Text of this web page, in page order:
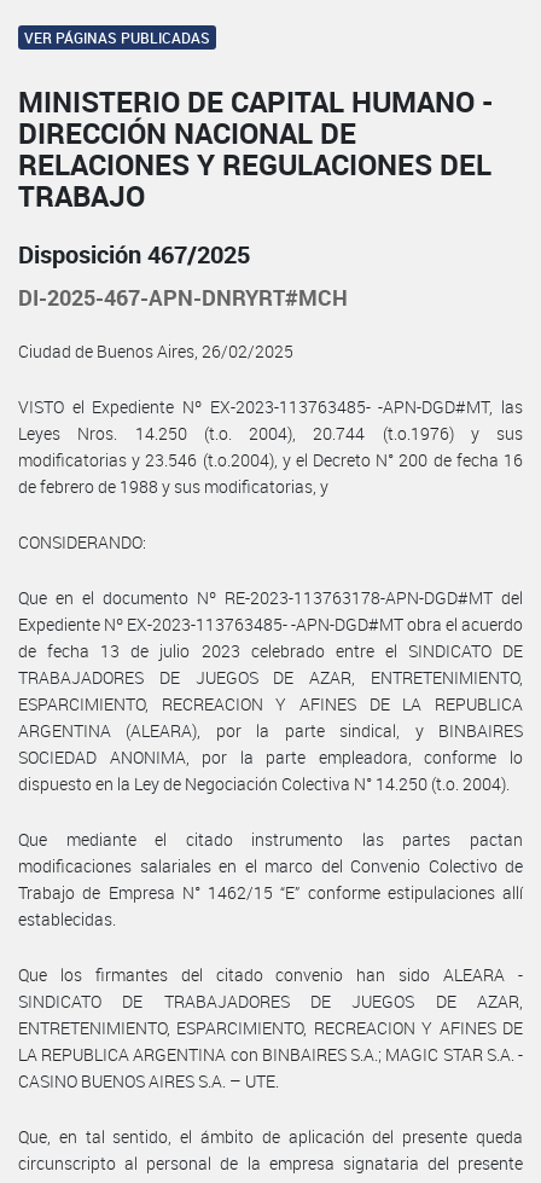
VER PÁGINAS PUBLICADAS
MINISTERIO DE CAPITAL HUMANO -
DIRECCIÓN NACIONAL DE
RELACIONES Y REGULACIONES DEL
TRABAJO
Disposición 467/2025
DI-2025-467-APN-DNRYRT#MCH
Ciudad de Buenos Aires, 26/02/2025
VISTO el Expediente Nº EX-2023-113763485- -APN-DGD#MT, las
Leyes Nros. 14.250 (t.o. 2004), 20.744 (t.o.1976) y sus
modificatorias y 23.546 (t.o.2004), y el Decreto N° 200 de fecha 16
de febrero de 1988 y sus modificatorias, y
CONSIDERANDO:
Que en el documento Nº RE-2023-113763178-APN-DGD#MT del
Expediente Nº EX-2023-113763485- -APN-DGD#MT obra el acuerdo
de fecha 13 de julio 2023 celebrado entre el SINDICATO DE
TRABAJADORES DE JUEGOS DE AZAR, ENTRETENIMIENTO,
ESPARCIMIENTO, RECREACION Y AFINES DE LA REPUBLICA
ARGENTINA (ALEARA), por la parte sindical, y BINBAIRES
SOCIEDAD ANONIMA, por la parte empleadora, conforme lo
dispuesto en la Ley de Negociación Colectiva N° 14.250 (t.o. 2004).
Que mediante el citado instrumento las partes pactan
modificaciones salariales en el marco del Convenio Colectivo de
Trabajo de Empresa N° 1462/15 “E” conforme estipulaciones allí
establecidas.
Que los firmantes del citado convenio han sido ALEARA -
SINDICATO DE TRABAJADORES DE JUEGOS DE AZAR,
ENTRETENIMIENTO, ESPARCIMIENTO, RECREACION Y AFINES DE
LA REPUBLICA ARGENTINA con BINBAIRES S.A.; MAGIC STAR S.A. -
CASINO BUENOS AIRES S.A. – UTE.
Que, en tal sentido, el ámbito de aplicación del presente queda
circunscripto al personal de la empresa signataria del presente